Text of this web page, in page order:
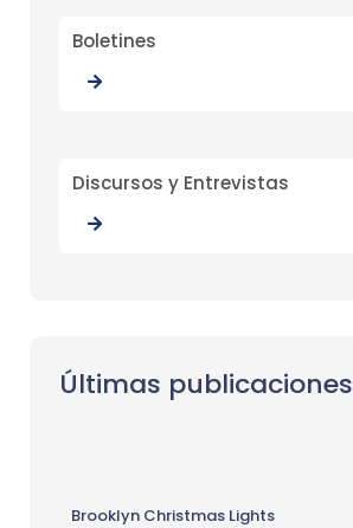
Boletines
Discursos y Entrevistas
Últimas publicaciones
Brooklyn Christmas Lights